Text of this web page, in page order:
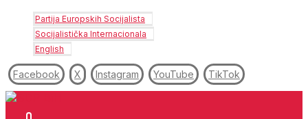
Partija Europskih Socijalista
Socijalistička Internacionala
English
Facebook X Instagram YouTube TikTok